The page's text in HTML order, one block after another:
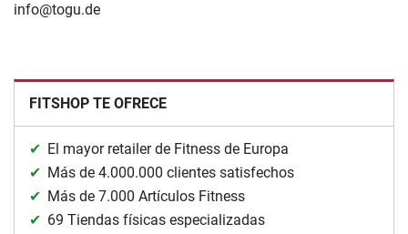
info@togu.de
FITSHOP TE OFRECE
El mayor retailer de Fitness de Europa
Más de 4.000.000 clientes satisfechos
Más de 7.000 Artículos Fitness
69 Tiendas físicas especializadas